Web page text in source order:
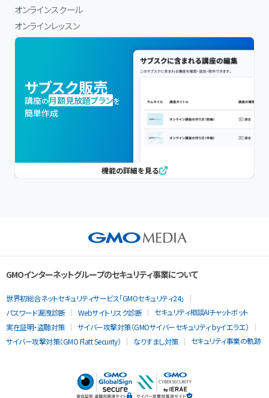
オンラインスクール
オンラインレッスン
サブスク販売
講座の月額見放題プランを
簡単作成
機能の詳細を見る
GMOインターネットグループのセキュリティ事業について
世界初総合ネットセキュリティサービス「GMOセキュリティ24」
パスワード漏洩診断
Webサイトリスク診断
セキュリティ相談AIチャットボット
実在証明・盗聴対策
サイバー攻撃対策（GMOサイバーセキュリティ byイエラエ）
サイバー攻撃対策（GMO Flatt Security）
なりすまし対策 セキュリティ事業の軌跡